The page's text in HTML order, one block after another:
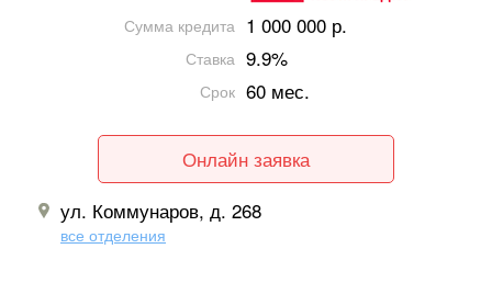
Сумма кредита 1 000 000 р.
Ставка 9.9%
Срок 60 мес.
Онлайн заявка
ул. Коммунаров, д. 268
все отделения